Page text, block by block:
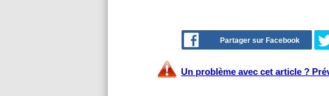
Partager sur Facebook
Un problème avec cet article ?